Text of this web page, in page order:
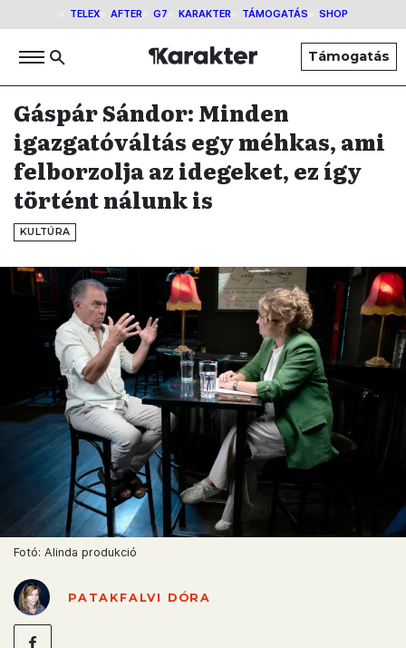
TELEX AFTER G7 KARAKTER TÁMOGATÁS SHOP
Támogatás
Gáspár Sándor: Minden
igazgatóváltás egy méhkas, ami
felborzolja az idegeket, ez így
történt nálunk is
KULTÚRA
Fotó: Alinda produkció
PATAKFALVI DÓRA